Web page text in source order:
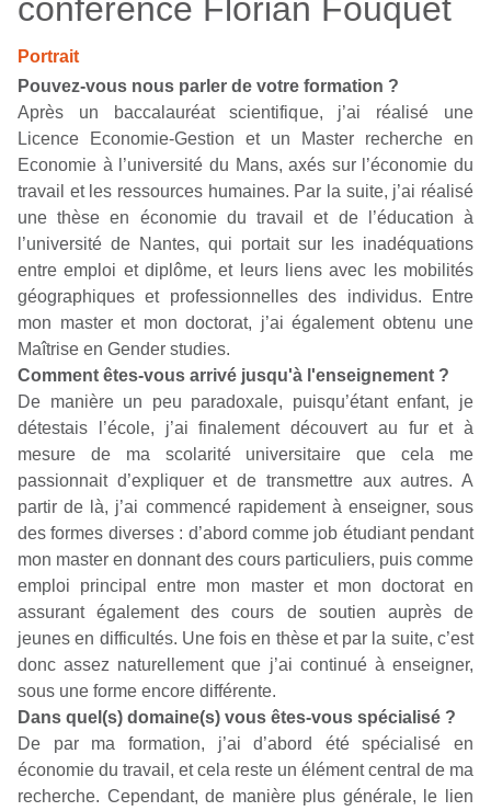
conférence Florian Fouquet
Portrait
Pouvez-vous nous parler de votre formation ?
Après un baccalauréat scientifique, j’ai réalisé une
Licence Economie-Gestion et un Master recherche en
Economie à l’université du Mans, axés sur l’économie du
travail et les ressources humaines. Par la suite, j’ai réalisé
une thèse en économie du travail et de l’éducation à
l’université de Nantes, qui portait sur les inadéquations
entre emploi et diplôme, et leurs liens avec les mobilités
géographiques et professionnelles des individus. Entre
mon master et mon doctorat, j’ai également obtenu une
Maîtrise en Gender studies.
Comment êtes-vous arrivé jusqu'à l'enseignement ?
De manière un peu paradoxale, puisqu’étant enfant, je
détestais l’école, j’ai finalement découvert au fur et à
mesure de ma scolarité universitaire que cela me
passionnait d’expliquer et de transmettre aux autres. A
partir de là, j’ai commencé rapidement à enseigner, sous
des formes diverses : d’abord comme job étudiant pendant
mon master en donnant des cours particuliers, puis comme
emploi principal entre mon master et mon doctorat en
assurant également des cours de soutien auprès de
jeunes en difficultés. Une fois en thèse et par la suite, c’est
donc assez naturellement que j’ai continué à enseigner,
sous une forme encore différente.
Dans quel(s) domaine(s) vous êtes-vous spécialisé ?
De par ma formation, j’ai d’abord été spécialisé en
économie du travail, et cela reste un élément central de ma
recherche. Cependant, de manière plus générale, le lien